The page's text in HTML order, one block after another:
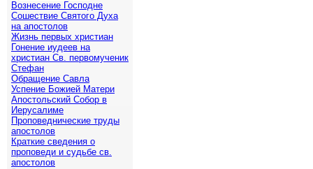
Вознесение Господне
Сошествие Святого Духа
на апостолов
Жизнь первых христиан
Гонение иудеев на
христиан Св. первомученик
Стефан
Обращение Савла
Успение Божией Матери
Апостольский Собор в
Иерусалиме
Проповеднические труды
апостолов
Краткие сведения о
проповеди и судьбе св.
апостолов